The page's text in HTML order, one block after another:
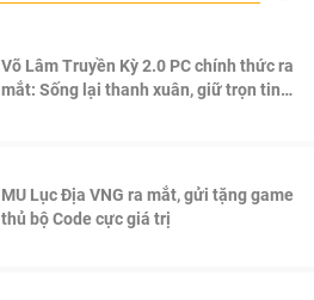
Võ Lâm Truyền Kỳ 2.0 PC chính thức ra
mắt: Sống lại thanh xuân, giữ trọn tinh
MU Lục Địa VNG ra mắt, gửi tặng game
thủ bộ Code cực giá trị